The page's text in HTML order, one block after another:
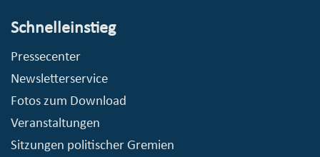
Schnelleinstieg
Pressecenter
Newsletterservice
Fotos zum Download
Veranstaltungen
Sitzungen politischer Gremien